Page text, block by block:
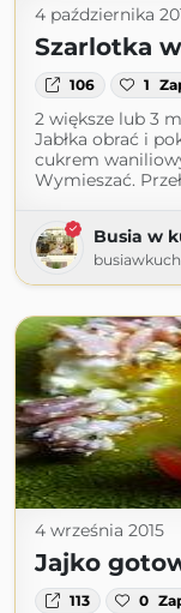
4 października
Szarlotka
106 1
2 większe lub 3
Jabłka obrać i
cukrem
Wymieszać.
Busia w
4 września 2015
Jajko
113 0